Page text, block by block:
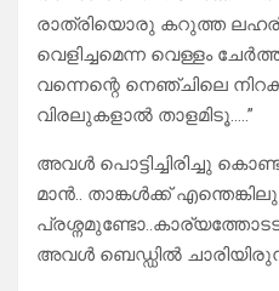
രാത്രിയൊരു കറുത്ത
വെളിച്ചമെന്ന വെള്ളം
വന്നെന്റെ നെഞ്ചിലെ
വിരലുകളാൽ താളമിടൂ…..”
അവൾ പൊട്ടിച്ചിരിച്ചു
മാൻ.. താങ്കൾക്ക്
അവൾ ബെഡ്ഡിൽ